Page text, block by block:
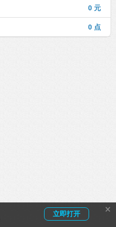
立即打开 ×
0 元
0 点